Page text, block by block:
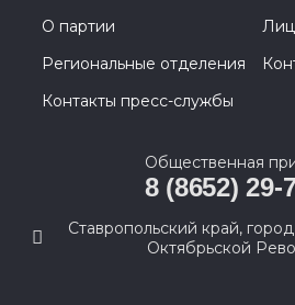
О партии
Региональные отделения
Контакты пресс-службы
Общественная
8 (8652) 29-
Ставропольский край,
Октябрьской